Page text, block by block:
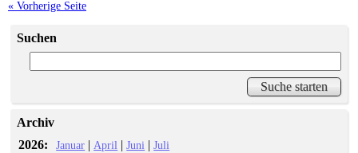
« Vorherige Seite
Suchen
Archiv
2026:
Januar | April |Juni |Juli